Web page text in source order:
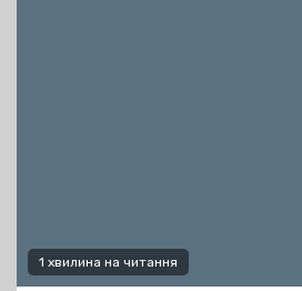
1 хвилина на читання